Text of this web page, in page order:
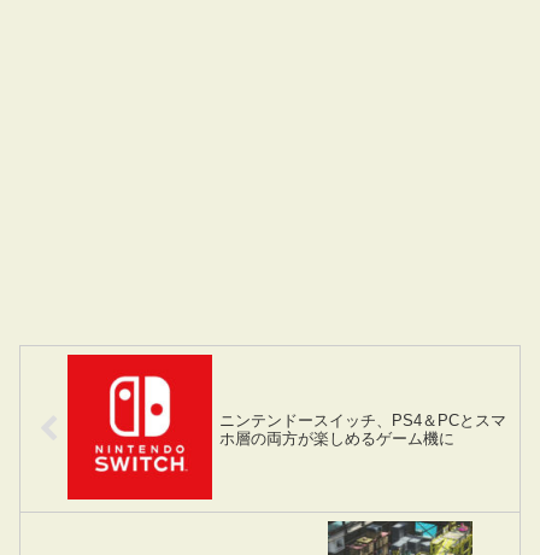
ニンテンドースイッチ、PS4＆PCとスマ
ホ層の両方が楽しめるゲーム機に